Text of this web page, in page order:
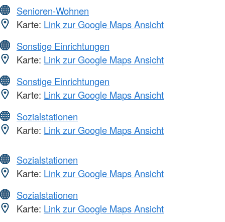
Senioren-Wohnen
Karte: Link zur Google Maps Ansicht
Sonstige Einrichtungen
Karte: Link zur Google Maps Ansicht
Sonstige Einrichtungen
Karte: Link zur Google Maps Ansicht
Sozialstationen
Karte: Link zur Google Maps Ansicht
Sozialstationen
Karte: Link zur Google Maps Ansicht
Sozialstationen
Karte: Link zur Google Maps Ansicht